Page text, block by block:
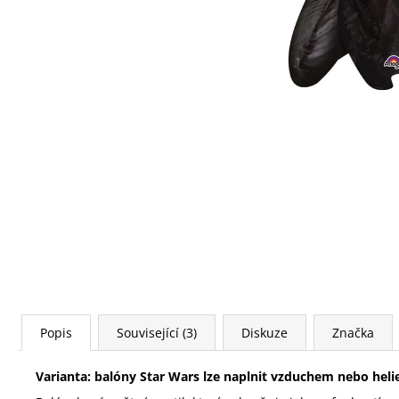
Popis Související (3) Diskuze Značka
Varianta: balóny Star Wars lze naplnit vzduchem nebo
FÓLIOVÝ BALÓN - ČÍSLICE 8 - ČERNÁ 88